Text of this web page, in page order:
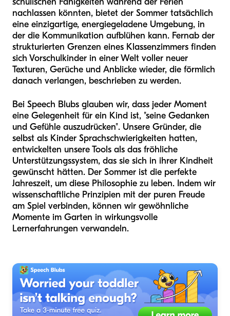
nachlassen könnten, bietet der Sommer tatsächlich
eine einzigartige, energiegeladene Umgebung, in
der die Kommunikation aufblühen kann. Fernab der
strukturierten Grenzen eines Klassenzimmers finden
sich Vorschulkinder in einer Welt voller neuer
Texturen, Gerüche und Anblicke wieder, die förmlich
danach verlangen, beschrieben zu werden.
Bei Speech Blubs glauben wir, dass jeder Moment
eine Gelegenheit für ein Kind ist, "seine Gedanken
und Gefühle auszudrücken". Unsere Gründer, die
selbst als Kinder Sprachschwierigkeiten hatten,
entwickelten unsere Tools als das fröhliche
Unterstützungssystem, das sie sich in ihrer Kindheit
gewünscht hätten. Der Sommer ist die perfekte
Jahreszeit, um diese Philosophie zu leben. Indem wir
wissenschaftliche Prinzipien mit der puren Freude
am Spiel verbinden, können wir gewöhnliche
Momente im Garten in wirkungsvolle
Lernerfahrungen verwandeln.